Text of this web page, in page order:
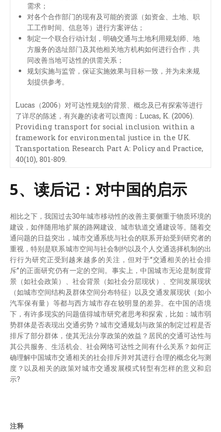
需求；
对各个合作部门的现有及可能的资源（如资金、土地、职
工工作时间、信息等）进行方案评估；
制定一个联合行动计划，明确交通与土地利用规划师、地
方服务的选址部门及其他相关地方机构如何进行合作，共
同改善当地可达性的供需关系；
规划实施与监管，保证实施效果与目标一致，并为未来规
划提供参考。
Lucas（2006）对可达性规划的背景、概念及已有探索等进行
了详尽的陈述，有兴趣的读者可以查阅：Lucas, K. (2006).
Providing transport for social inclusion within a
framework for environmental justice in the UK.
Transportation Research Part A: Policy and Practice,
40(10), 801-809.
5、读后记：对中国的启示
相比之下，我国过去30年城市移动性的改善主要侧重于物质环境的
建设，如伴随用地扩展的路网建设、城市轨道交通建设等。随着交
通问题的日益突出，城市交通系统与社会的联系开始受到研究者的
重视，特别是联系城市空间与社会制约以及个人交通选择机制的出
行行为研究正受到越来越多的关注，但对于“交通相关的社会排
斥”的正面研究仍有一定的空间。事实上，中国城市无论是制度背
景（如社会政策）、社会背景（如社会分层现状）、空间发展现状
（如城市空间结构及群体空间分布特征）以及交通发展现状（如小
汽车保有量）等都与西方城市存在较明显的差异。在中国的语境
下，有许多现实的问题值得城市研究者思考和探索，比如：城市弱
势群体是否表现出交通劣势？城市交通规划与政策的制定过程是否
排斥了部分群体，使其无法分享政策的效益？居民的交通可达性与
其公共服务、生活机会、社会网络可达性之间有什么关系？如何正
确理解中国城市交通相关的社会排斥并对其进行合理的概念化与测
度？以及相关的政策对城市交通发展模式转型有怎样的意义和启
示?
注释